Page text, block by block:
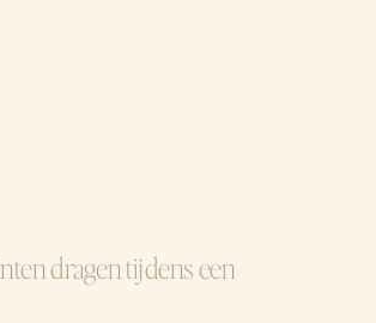
dragen tijdens een